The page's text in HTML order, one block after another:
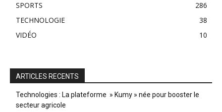
SPORTS
286
TECHNOLOGIE
38
VIDÉO
10
ARTICLES RECENTS
Technologies : La plateforme » Kumy » née pour booster le
secteur agricole